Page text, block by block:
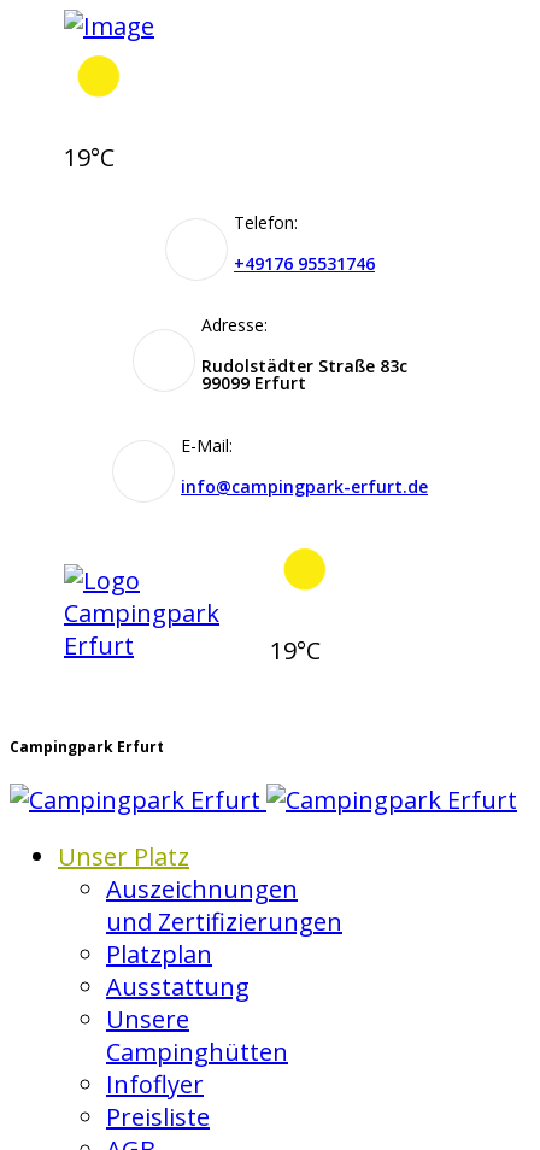
19°C
+49176 95531746
Telefon:
Rudolstädter Straße 83c
99099 Erfurt
Adresse:
info@campingpark-erfurt.de
E-Mail:
19°C
Campingpark Erfurt
Unser Platz
Auszeichnungen
und Zertifizierungen
Platzplan
Ausstattung
Unsere
Campinghütten
Infoflyer
Preisliste